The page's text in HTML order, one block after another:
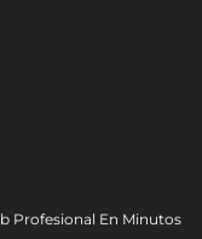
Profesional En Minutos